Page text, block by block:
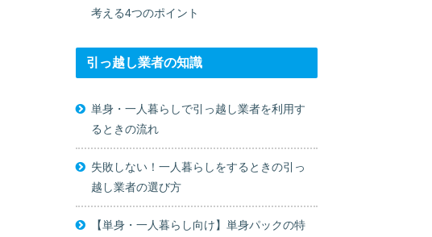
考える4つのポイント
引っ越し業者の知識
単身・一人暮らしで引っ越し業者を利用す
るときの流れ
失敗しない！一人暮らしをするときの引っ
越し業者の選び方
【単身・一人暮らし向け】単身パックの特